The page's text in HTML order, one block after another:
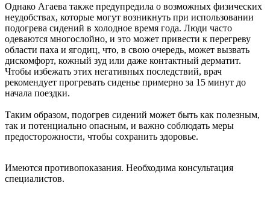
Однако Агаева также предупредила о возможных физических
неудобствах, которые могут возникнуть при использовании
подогрева сидений в холодное время года. Люди часто
одеваются многослойно, и это может привести к перегреву
области паха и ягодиц, что, в свою очередь, может вызвать
дискомфорт, кожный зуд или даже контактный дерматит.
Чтобы избежать этих негативных последствий, врач
рекомендует прогревать сиденье примерно за 15 минут до
начала поездки.
Таким образом, подогрев сидений может быть как полезным,
так и потенциально опасным, и важно соблюдать меры
предосторожности, чтобы сохранить здоровье.
Имеются противопоказания. Необходима консультация
специалистов.